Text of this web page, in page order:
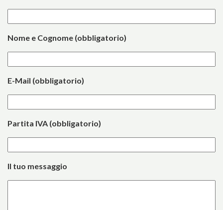
Nome e Cognome (obbligatorio)
E-Mail (obbligatorio)
Partita IVA (obbligatorio)
Il tuo messaggio